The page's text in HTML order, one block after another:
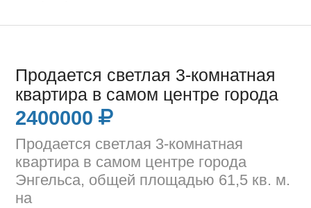
Продается светлая 3-комнатная
квартира в самом центре города
2400000
Продается светлая 3-комнатная
квартира в самом центре города
Энгельса, общей площадью 61,5 кв. м.
на